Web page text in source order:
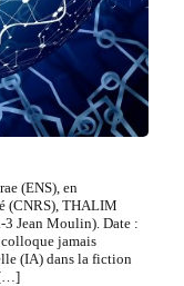
(ENS), en
(CNRS), THALIM
Jean Moulin). Date :
jamais
(IA) dans la fiction
[…]